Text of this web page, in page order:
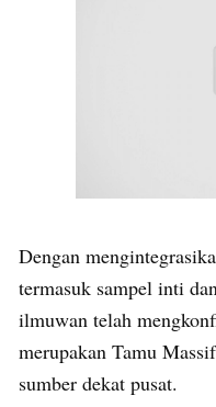
Dengan
termasuk sampel inti
ilmuwan telah
merupakan Tamu
sumber dekat pusat.